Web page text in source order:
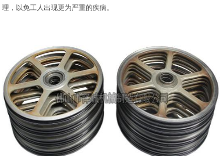
理，以免工人出现更为严重的疾病。